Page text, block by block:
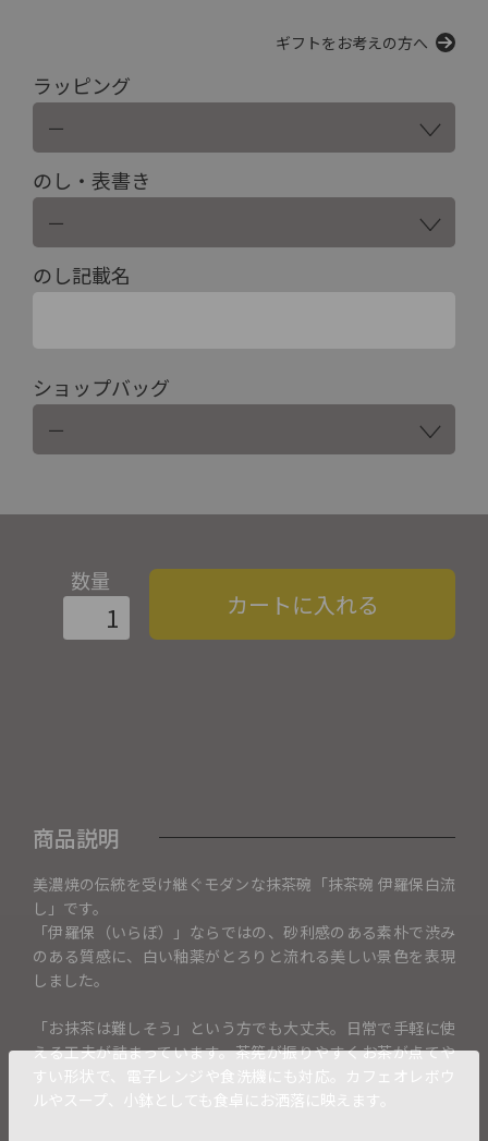
ギフトをお考えの方へ
ラッピング
のし・表書き
のし記載名
ショップバッグ
数量
カートに入れる
商品説明
美濃焼の伝統を受け継ぐモダンな抹茶碗「抹茶碗 伊羅保白流
し」です。
「伊羅保（いらぼ）」ならではの、砂利感のある素朴で渋み
のある質感に、白い釉薬がとろりと流れる美しい景色を表現
しました。
「お抹茶は難しそう」という方でも大丈夫。日常で手軽に使
える工夫が詰まっています。茶筅が振りやすくお茶が点てや
すい形状で、電子レンジや食洗機にも対応。カフェオレボウ
ルやスープ、小鉢としても食卓にお洒落に映えます。